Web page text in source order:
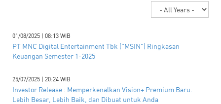
01/08/2025 | 08:13 WIB
PT MNC Digital Entertainment Tbk ("MSIN") Ringkasan
Keuangan Semester 1-2025
25/07/2025 | 20:24 WIB
Investor Release : Memperkenalkan Vision+ Premium Baru.
Lebih Besar, Lebih Baik, dan Dibuat untuk Anda